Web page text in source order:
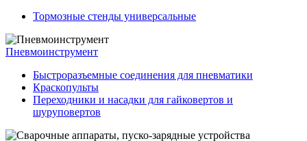
Тормозные стенды универсальные
Пневмоинструмент
Быстроразъемные соединения для пневматики
Краскопульты
Переходники и насадки для гайковертов и
шуруповертов